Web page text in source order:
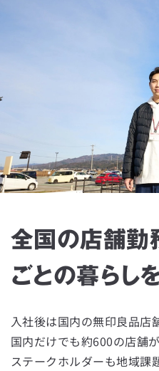
全国の店舗勤
ごとの暮らし
入社後は国内の無印良品店
国内だけでも約600の店舗
ステークホルダーも地域課